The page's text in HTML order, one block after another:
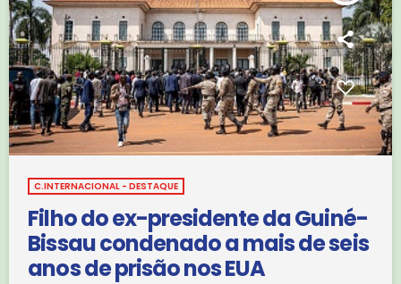
C.INTERNACIONAL - DESTAQUE
Filho do ex-presidente da Guiné-
Bissau condenado a mais de seis
anos de prisão nos EUA